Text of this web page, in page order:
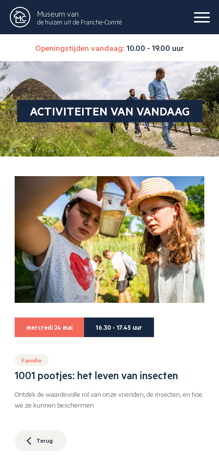
Museum van
de huizen uit de Franche-Comté
Openingstijden vandaag: 10.00 - 19.00 uur
ACTIVITEITEN VAN VANDAAG
mercredi 24 mai 16.30 - 17.45 uur
Familie
1001 pootjes: het leven van insecten
Ontdek de waardevolle rol van onze vrienden, de insecten, en hoe
we ze kunnen beschermen.
Terug